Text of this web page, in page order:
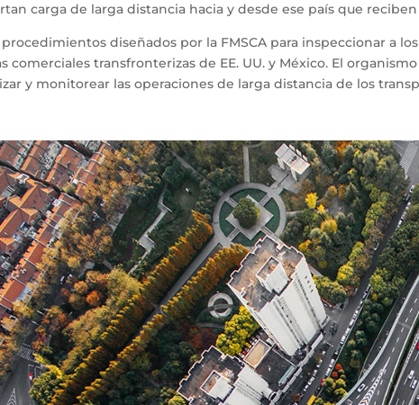
carga de larga distancia hacia y desde ese país que
diseñados por la FMSCA para inspeccionar a
comerciales transfronterizas de EE. UU. y México. El
y monitorear las operaciones de larga distancia de los